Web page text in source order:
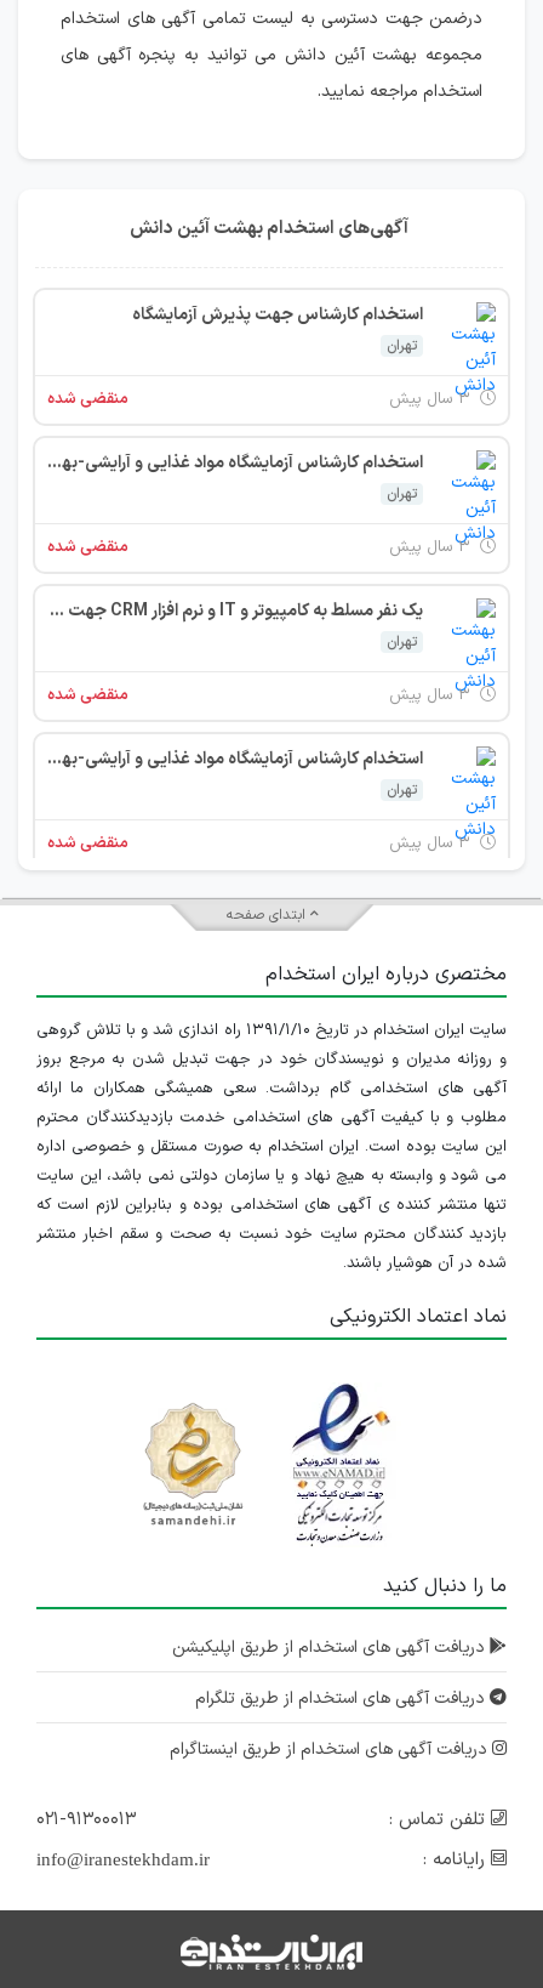
درضمن جهت دسترسی به لیست تمامی آگهی های استخدام
مجموعه بهشت آئین دانش می توانید به پنجره آگهی های
استخدام مراجعه نمایید.
آگهی‌های استخدام بهشت آئین دانش
استخدام کارشناس جهت پذیرش آزمایشگاه
تهران
منقضی شده
استخدام کارشناس آزمایشگاه مواد غذایی و آرایشی-بهداشتی
تهران
منقضی شده
یک نفر مسلط به کامپیوتر و IT و نرم افزار CRM جهت کار در بخش روابط عمومی وارتباط با مشتری آزمایشگاه
تهران
منقضی شده
استخدام کارشناس آزمایشگاه مواد غذایی و آرایشی-بهداشتی
تهران
منقضی شده
دعوت به همکاری تعدادی کارشناس جهت آزمایشگاه مواد غذایی و آرایشی - بهداشتی معتبر در غرب تهران
۴ سال پیش منقضی شده
کارشناس ارشد میکروب شناسی
تهران
۴ سال پیش منقضی شده
کارشناس ارشد میکروب شناسی
تهران
۴ سال پیش
تهران
ابتدای صفحه
مختصری درباره ایران استخدام
سایت ایران استخدام در تاریخ ۱۳۹۱/۱/۱۰ راه اندازی شد و با تلاش گروهی
و روزانه مدیران و نویسندگان خود در جهت تبدیل شدن به مرجع بروز
آگهی های استخدامی گام برداشت. سعی همیشگی همکاران ما ارائه
مطلوب و با کیفیت آگهی های استخدامی خدمت بازدیدکنندگان محترم
این سایت بوده است. ایران استخدام به صورت مستقل و خصوصی اداره
می شود و وابسته به هیچ نهاد و یا سازمان دولتی نمی باشد، این سایت
تنها منتشر کننده ی آگهی های استخدامی بوده و بنابراین لازم است که
بازدید کنندگان محترم سایت خود نسبت به صحت و سقم اخبار منتشر
شده در آن هوشیار باشند.
نماد اعتماد الکترونیکی
ما را دنبال کنید
دریافت آگهی های استخدام از طریق اپلیکیشن
دریافت آگهی های استخدام از طریق تلگرام
دریافت آگهی های استخدام از طریق اینستاگرام
تلفن تماس :
۰۲۱-۹۱۳۰۰۰۱۳
رایانامه :
info@iranestekhdam.ir